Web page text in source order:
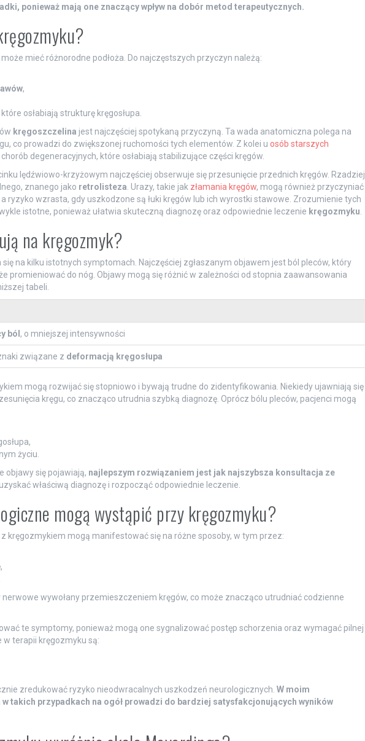
ponieważ mają one znaczący wpływ na dobór metod terapeutycznych.
mieć różnorodne podłoża. Do najczęstszych przyczyn należą:
,
osłabiają strukturę kręgosłupa.
kręgoszczelina jest najczęściej spotykaną przyczyną. Ta wada anatomiczna polega na
co prowadzi do zwiększonej ruchomości tych elementów. Z kolei u osób starszych
degeneracyjnych, które osłabiają stabilizujące części kręgów.
lędźwiowo-krzyżowym najczęściej obserwuje się przesunięcie przednich kręgów. Rzadziej
znanego jako retrolisteza . Urazy, takie jak złamania kręgów, mogą również przyczyniać
a ryzyko wzrasta, gdy uszkodzone są łuki kręgów lub ich wyrostki stawowe. Zrozumienie tych
istotne, ponieważ ułatwia skuteczną diagnozę oraz odpowiednie leczenie kręgozmyku
na kręgozmyk?
na kilku istotnych symptomach. Najczęściej zgłaszanym objawem jest ból pleców, który
promieniować do nóg. Objawy mogą się różnić w zależności od stopnia zaawansowania
tabeli.
ból, o mniejszej intensywności
związane z deformacją kręgosłupa
mogą rozwijać się stopniowo i bywają trudne do zidentyfikowania. Niekiedy ujawniają się
kręgu, co znacząco utrudnia szybką diagnozę. Oprócz bólu pleców, pacjenci mogą
życiu.
objawy się pojawiają, najlepszym rozwiązaniem jest jak najszybsza konsultacja ze
właściwą diagnozę i rozpocząć odpowiednie leczenie.
mogą wystąpić przy kręgozmyku?
kręgozmykiem mogą manifestować się na różne sposoby, w tym przez:
wywołany przemieszczeniem kręgów, co może znacząco utrudniać codzienne
te symptomy, ponieważ mogą one sygnalizować postęp schorzenia oraz wymagać pilnej
terapii kręgozmyku są:
zredukować ryzyko nieodwracalnych uszkodzeń neurologicznych. W moim
takich przypadkach na ogół prowadzi do bardziej satysfakcjonujących wyników